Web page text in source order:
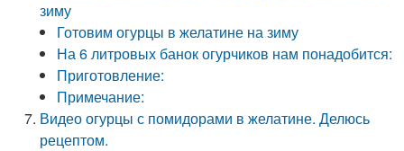
зиму
Готовим огурцы в желатине на зиму
На 6 литровых банок огурчиков нам понадобится:
Приготовление:
Примечание:
Видео огурцы с помидорами в желатине. Делюсь
рецептом.